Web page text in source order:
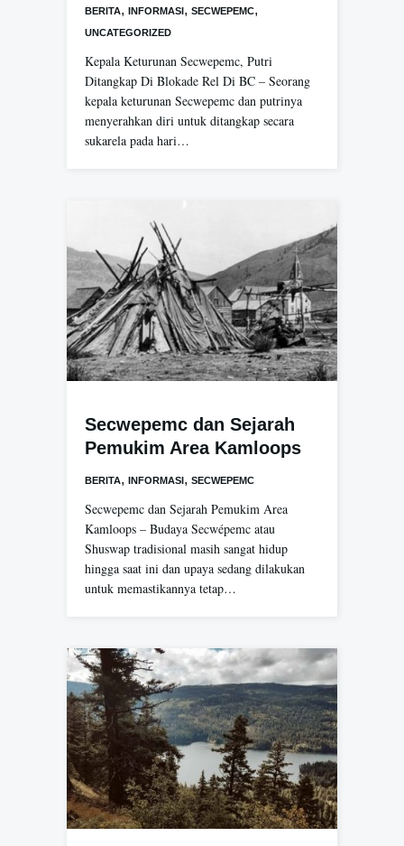
BERITA, INFORMASI, SECWEPEMC,
UNCATEGORIZED
Kepala Keturunan Secwepemc, Putri
Ditangkap Di Blokade Rel Di BC – Seorang
kepala keturunan Secwepemc dan putrinya
menyerahkan diri untuk ditangkap secara
sukarela pada hari…
Secwepemc dan Sejarah
Pemukim Area Kamloops
BERITA, INFORMASI, SECWEPEMC
Secwepemc dan Sejarah Pemukim Area
Kamloops – Budaya Secwépemc atau
Shuswap tradisional masih sangat hidup
hingga saat ini dan upaya sedang dilakukan
untuk memastikannya tetap…